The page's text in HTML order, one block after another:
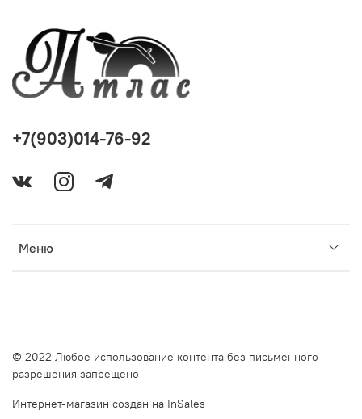
Меню
+7(903)014-76-92
© 2022 Любое использование контента без письменного
разрешения запрещено
Интернет-магазин создан на InSales